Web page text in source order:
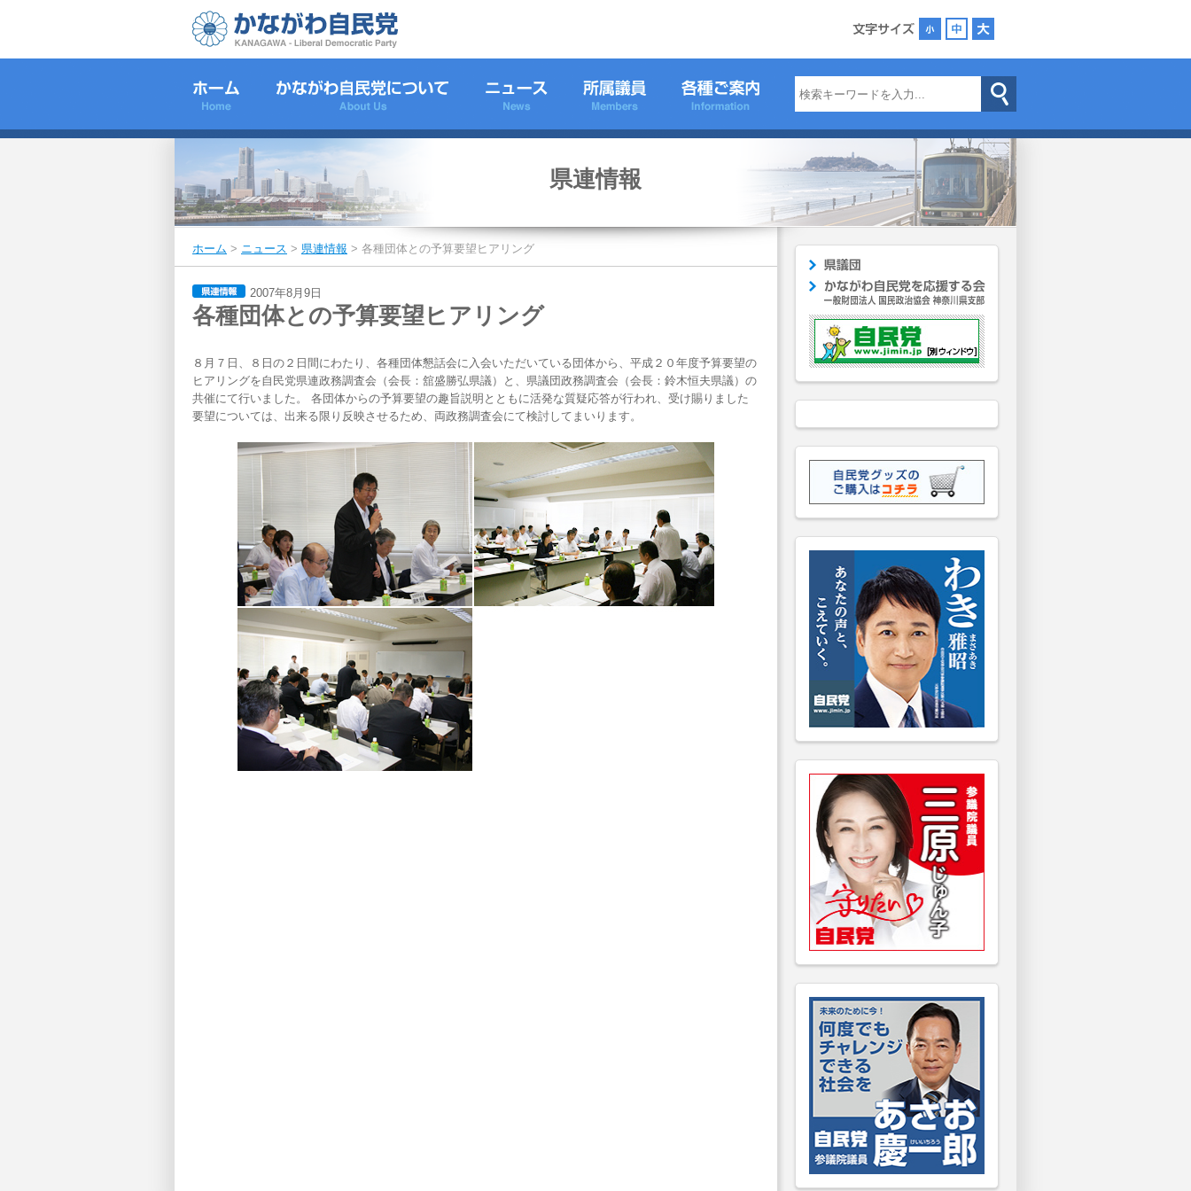
県連情報
ホーム > ニュース > 県連情報 > 各種団体との予算要望ヒアリング
2007年8月9日
各種団体との予算要望ヒアリング
８月７日、８日の２日間にわたり、各種団体懇話会に入会いただいている団体から、平成２０年度予算要望の
ヒアリングを自民党県連政務調査会（会長：舘盛勝弘県議）と、県議団政務調査会（会長：鈴木恒夫県議）の
共催にて行いました。 各団体からの予算要望の趣旨説明とともに活発な質疑応答が行われ、受け賜りました
要望については、出来る限り反映させるため、両政務調査会にて検討してまいります。